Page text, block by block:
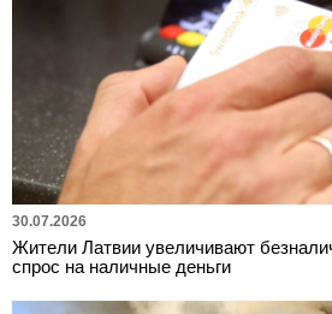
30.07.2026
Жители Латвии увеличивают
спрос на наличные деньги